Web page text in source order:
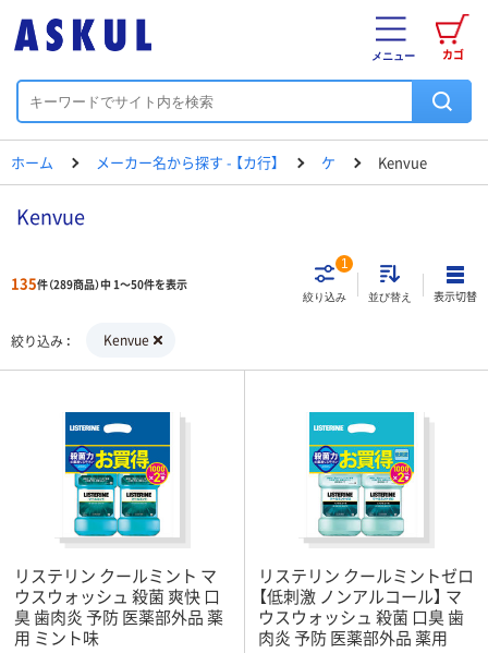
カゴ
メニュー
ホーム メーカー名から探す - 【カ行】 ケ Kenvue
Kenvue
135件（289商品）中 1～50件を表示
絞り込み
1
並び替え 表示切替
絞り込み Kenvue
リステリン クールミント マ
ウスウォッシュ 殺菌 爽快 口
臭 歯肉炎 予防 医薬部外品 薬
用 ミント味
リステリン クールミントゼロ
【低刺激 ノンアルコール】 マ
ウスウォッシュ 殺菌 口臭 歯
肉炎 予防 医薬部外品 薬用